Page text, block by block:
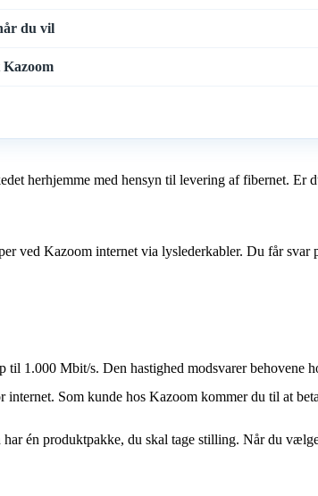
du vil
herhjemme med hensyn til levering af fibernet.
ved Kazoom internet via lyslederkabler. Du får
1.000 Mbit/s. Den hastighed modsvarer behovene
Som kunde hos Kazoom kommer du til at
én produktpakke, du skal tage stilling. Når du